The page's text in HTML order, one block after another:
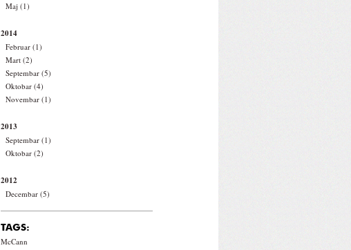
Maj (1)
2014
Februar (1)
Mart (2)
Septembar (5)
Oktobar (4)
Novembar (1)
2013
Septembar (1)
Oktobar (2)
2012
Decembar (5)
TAGS:
McCann